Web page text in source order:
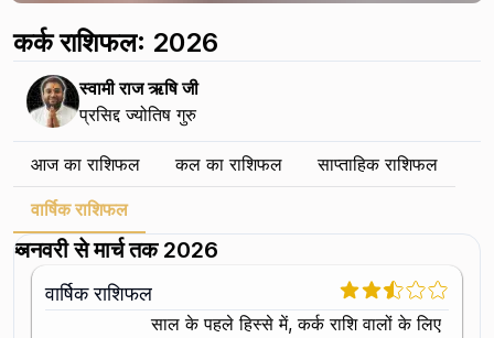
कर्क राशिफल: 2026
स्वामी राज ऋषि जी
प्रसिद्द ज्योतिष गुरु
आज का राशिफल कल का राशिफल साप्ताहिक राशिफल
वार्षिक राशिफल
जनवरी से मार्च तक 2026
वार्षिक राशिफल
साल के पहले हिस्से में, कर्क राशि वालों के लिए